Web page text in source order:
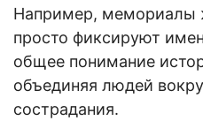
Например, мемориалы
просто фиксируют
общее понимание
объединяя людей
сострадания.